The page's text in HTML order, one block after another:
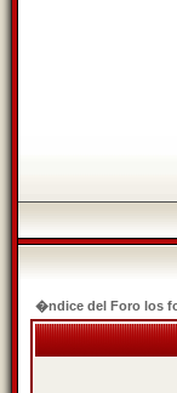
�ndice del Foro los